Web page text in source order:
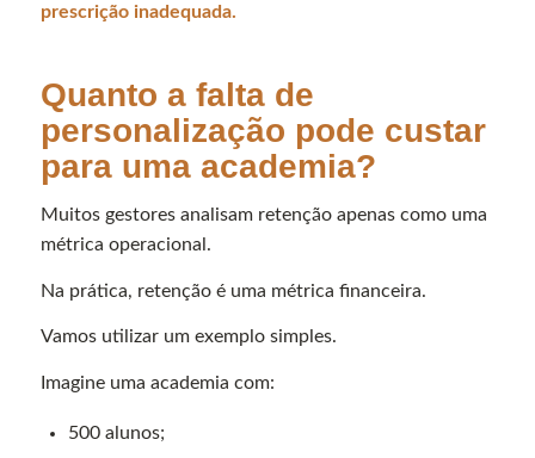
prescrição inadequada.
Quanto a falta de
personalização pode custar
para uma academia?
Muitos gestores analisam retenção apenas como uma
métrica operacional.
Na prática, retenção é uma métrica financeira.
Vamos utilizar um exemplo simples.
Imagine uma academia com:
500 alunos;